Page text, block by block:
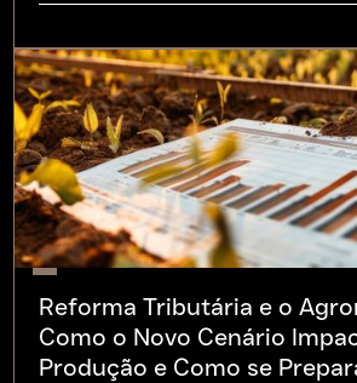
Reforma Tributária e o
Como o Novo Cenário
Produção e Como se